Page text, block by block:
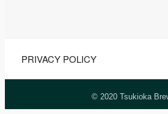
PRIVACY POLICY
© 2020 Tsukioka